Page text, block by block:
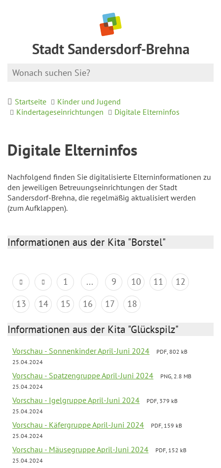
Stadt Sandersdorf-Brehna
Startseite
Kinder und Jugend
Kindertageseinrichtungen
Digitale Elterninfos
Digitale Elterninfos
Nachfolgend finden Sie digitalisierte Elterninformationen zu
den jeweiligen Betreuungseinrichtungen der Stadt
Sandersdorf-Brehna, die regelmäßig aktualisiert werden
(zum Aufklappen).
Informationen aus der Kita "Borstel"
1 ... 9 10 11
12
13
14 15 16 17 18
Informationen aus der Kita "Glückspilz"
Vorschau - Sonnenkinder April-Juni 2024
PDF, 802 kB
25.04.2024
Vorschau - Spatzengruppe April-Juni 2024
PNG, 2.8 MB
25.04.2024
Vorschau - Igelgruppe April-Juni 2024
PDF, 379 kB
25.04.2024
Vorschau - Käfergruppe April-Juni 2024
PDF, 159 kB
25.04.2024
Vorschau - Mäusegruppe April-Juni 2024
PDF, 152 kB
25.04.2024